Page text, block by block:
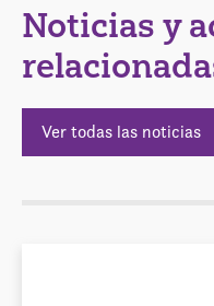
Noticias y
Ver todas las noticias